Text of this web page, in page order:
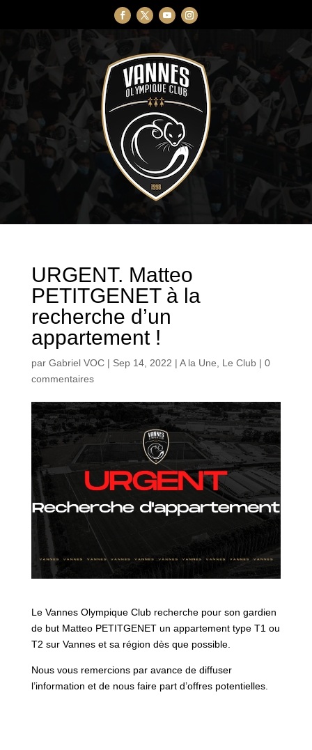
URGENT. Matteo
PETITGENET à la
recherche d’un
appartement !
par Gabriel VOC| Sep 14, 2022 | A la Une, Le Club| 0
commentaires
Le Vannes Olympique Club recherche pour son gardien
de but Matteo PETITGENET un appartement type T1 ou
T2 sur Vannes et sa région dès que possible.
Nous vous remercions par avance de diffuser
l’information et de nous faire part d’offres potentielles.